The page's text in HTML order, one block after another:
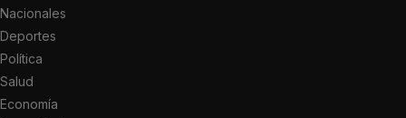
Nacionales
Deportes
Política
Salud
Economía